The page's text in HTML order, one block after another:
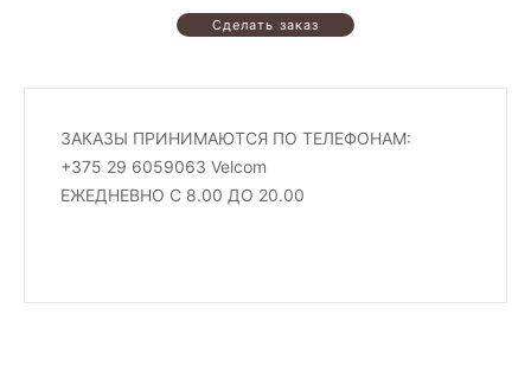
ЗАКАЗЫ ПРИНИМАЮТСЯ ПО ТЕЛЕФОНАМ:
+375 29 6059063 Velcom
ЕЖЕДНЕВНО С 8.00 ДО 20.00